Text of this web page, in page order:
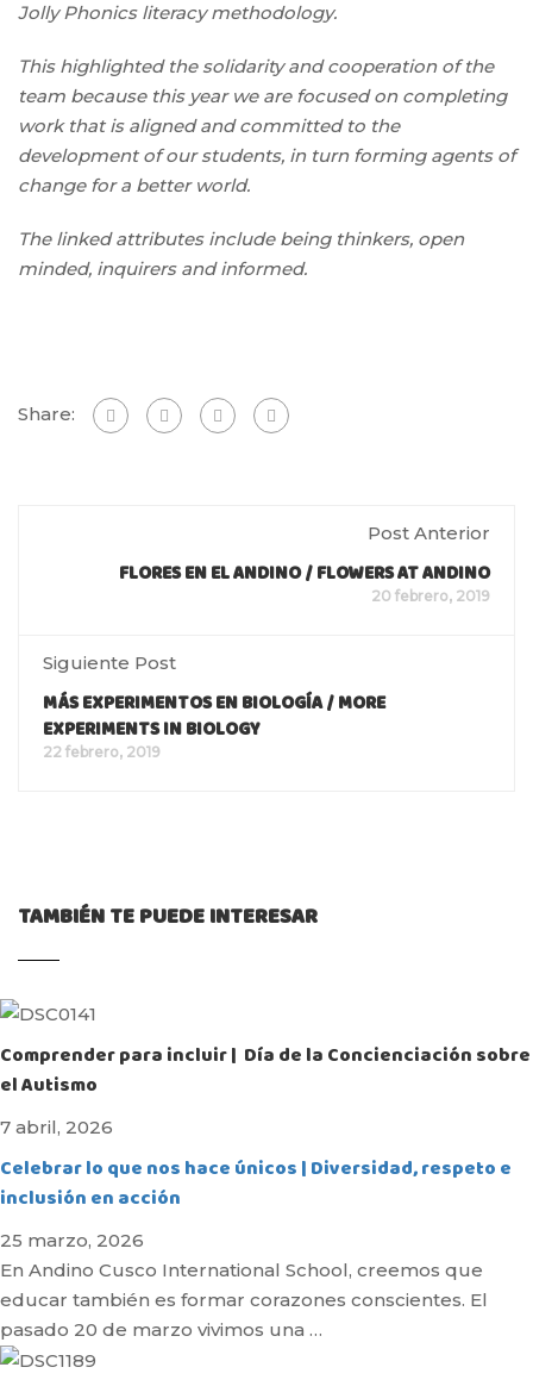
Jolly Phonics literacy methodology.
This highlighted the solidarity and cooperation of the
team because this year we are focused on completing
work that is aligned and committed to the
development of our students, in turn forming agents of
change for a better world.
The linked attributes include being thinkers, open
minded, inquirers and informed.
Share:
Post Anterior
FLORES EN EL ANDINO / FLOWERS AT ANDINO
20 febrero, 2019
Siguiente Post
MÁS EXPERIMENTOS EN BIOLOGÍA / MORE
EXPERIMENTS IN BIOLOGY
22 febrero, 2019
TAMBIÉN TE PUEDE INTERESAR
Comprender para incluir | Día de la Concienciación sobre
el Autismo
7 abril, 2026
Celebrar lo que nos hace únicos | Diversidad, respeto e
inclusión en acción
25 marzo, 2026
En Andino Cusco International School, creemos que
educar también es formar corazones conscientes. El
pasado 20 de marzo vivimos una …